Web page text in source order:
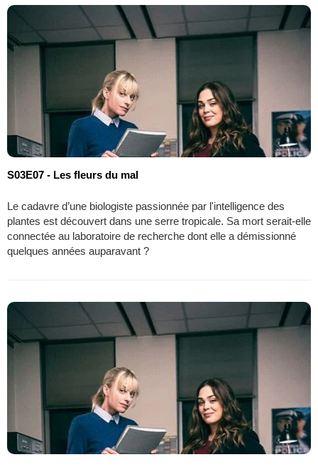
S03E07 - Les fleurs du mal
Le cadavre d’une biologiste passionnée par l'intelligence des
plantes est découvert dans une serre tropicale. Sa mort serait-elle
connectée au laboratoire de recherche dont elle a démissionné
quelques années auparavant ?